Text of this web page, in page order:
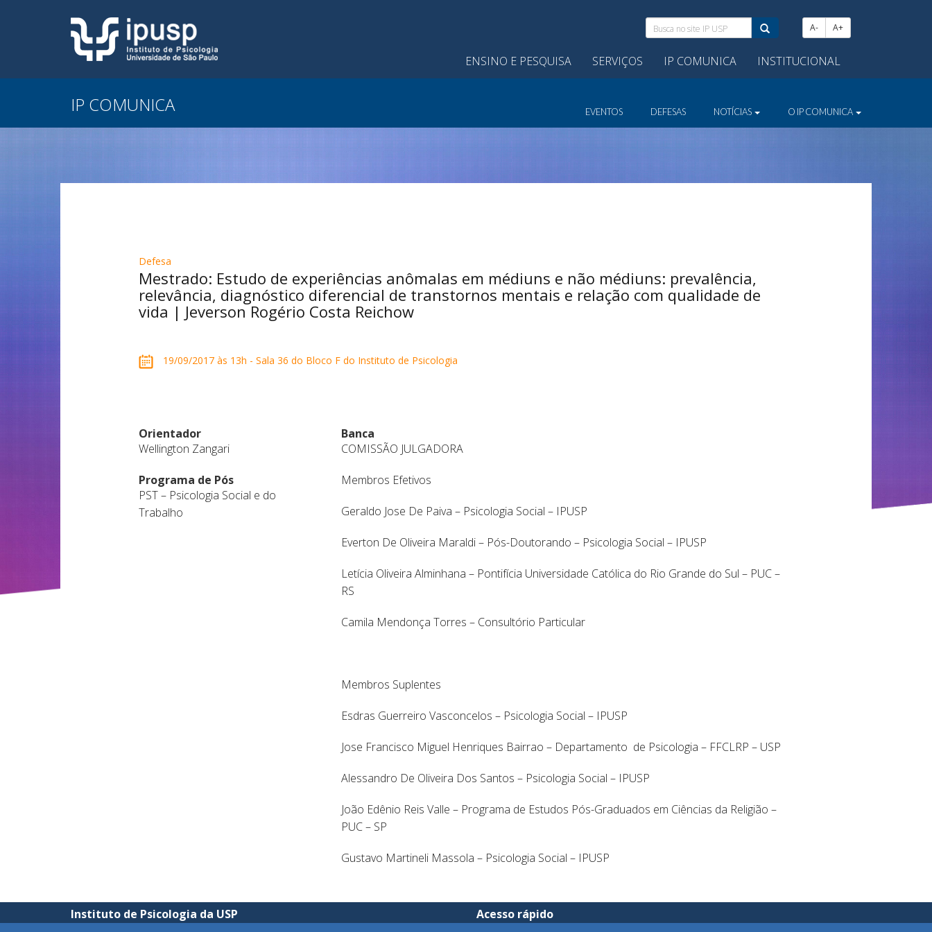
Busca
no
site
IP
A- A+
ENSINO E PESQUISA SERVIÇOS IP COMUNICA INSTITUCIONAL
IP COMUNICA EVENTOS DEFESAS NOTÍCIAS O IP COMUNICA
Defesa
Mestrado: Estudo de experiências anômalas em médiuns e não médiuns: prevalência,
relevância, diagnóstico diferencial de transtornos mentais e relação com qualidade de
vida | Jeverson Rogério Costa Reichow
19/09/2017 às 13h - Sala 36 do Bloco F do Instituto de Psicologia
Orientador
Wellington Zangari
Programa de Pós
PST – Psicologia Social e do
Trabalho
Banca
COMISSÃO JULGADORA
Membros Efetivos
Geraldo Jose De Paiva – Psicologia Social – IPUSP
Everton De Oliveira Maraldi – Pós-Doutorando – Psicologia Social – IPUSP
Letícia Oliveira Alminhana – Pontifícia Universidade Católica do Rio Grande do Sul – PUC –
RS
Camila Mendonça Torres – Consultório Particular
Membros Suplentes
Esdras Guerreiro Vasconcelos – Psicologia Social – IPUSP
Jose Francisco Miguel Henriques Bairrao – Departamento de Psicologia – FFCLRP – USP
Alessandro De Oliveira Dos Santos – Psicologia Social – IPUSP
João Edênio Reis Valle – Programa de Estudos Pós-Graduados em Ciências da Religião –
PUC – SP
Gustavo Martineli Massola – Psicologia Social – IPUSP
Instituto de Psicologia da USP Acesso rápido